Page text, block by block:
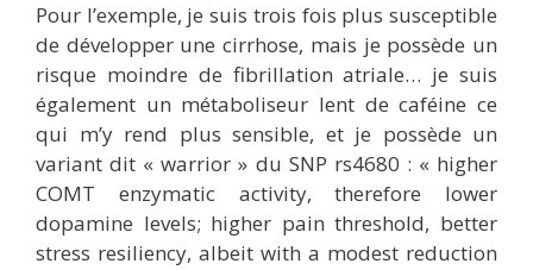
Pour l’exemple, je suis trois fois plus susceptible
de développer une cirrhose, mais je possède un
risque moindre de fibrillation atriale… je suis
également un métaboliseur lent de caféine ce
qui m’y rend plus sensible, et je possède un
variant dit « warrior » du SNP rs4680 : « higher
COMT enzymatic activity, therefore lower
dopamine levels; higher pain threshold, better
stress resiliency, albeit with a modest reduction